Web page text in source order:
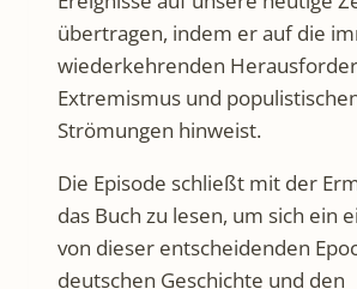
übertragen, indem er auf die
wiederkehrenden
Extremismus und
Strömungen hinweist.
Die Episode schließt mit der
das Buch zu lesen, um sich ein
von dieser entscheidenden
deutschen Geschichte und den